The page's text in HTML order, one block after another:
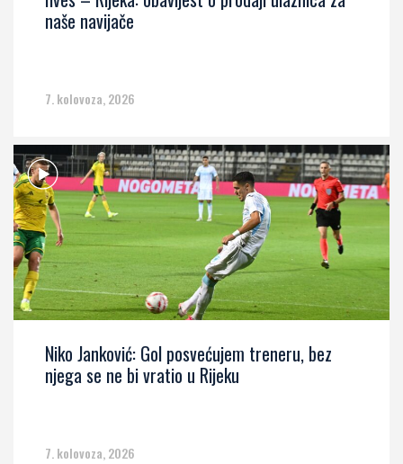
naše navijače
7. kolovoza, 2026
Niko Janković: Gol posvećujem treneru, bez
njega se ne bi vratio u Rijeku
7. kolovoza, 2026